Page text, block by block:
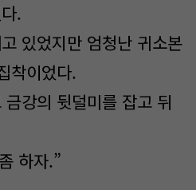
.
있었지만 엄청난 귀소본
착이었다.
강의 뒷덜미를 잡고 뒤
하자.”